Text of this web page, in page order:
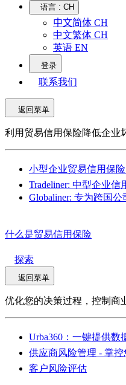
语言 : CH
中文简体 CH
中文繁体 CH
英语 EN
登录
联系我们
返回菜单
利用贸易信用保险降低企业
小型企业贸易信用保
Tradeliner: 中型企业信
Globaliner: 专为跨国
什么是贸易信用保险
探索
返回菜单
优化您的决策过程，控制商
Urba360：一键提供数
供应商风险管理 - 掌
客户风险评估